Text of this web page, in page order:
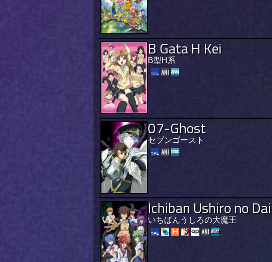
B Gata H Kei
B型H系
07-Ghost
セブンゴースト
Ichiban Ushiro no
いちばんうしろの大魔王